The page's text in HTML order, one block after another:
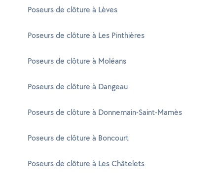
Poseurs de clôture à Lèves
Poseurs de clôture à Les Pinthières
Poseurs de clôture à Moléans
Poseurs de clôture à Dangeau
Poseurs de clôture à Donnemain-Saint-Mamès
Poseurs de clôture à Boncourt
Poseurs de clôture à Les Châtelets